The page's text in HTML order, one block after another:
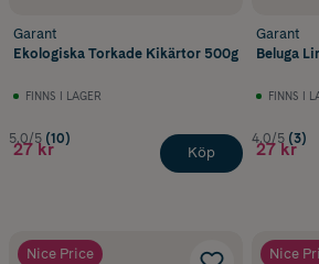
Garant
Ekologiska Torkade Kikärtor 500g
FINNS I LAGER
5.0/5 (10)
27 kr Köp
Garant
Beluga
FINNS I
4.0/5 (3)
27 kr
Nice Price
Nice